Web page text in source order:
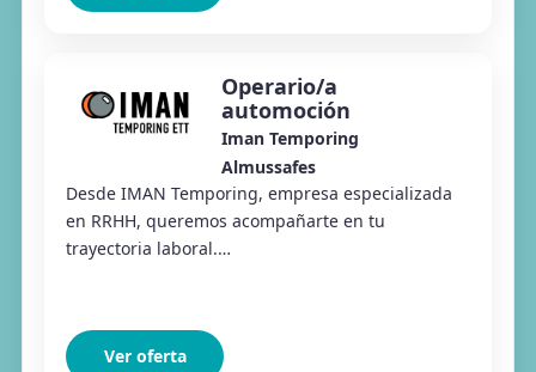
Operario/a
automoción
Iman Temporing
Almussafes
Desde IMAN Temporing, empresa especializada
en RRHH, queremos acompañarte en tu
trayectoria laboral.
Ver oferta